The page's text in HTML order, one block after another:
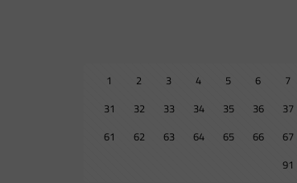
1 2 3 4 5 6 7
31
32 33 34 35 36 37
61
62 63 64 65 66 67
91